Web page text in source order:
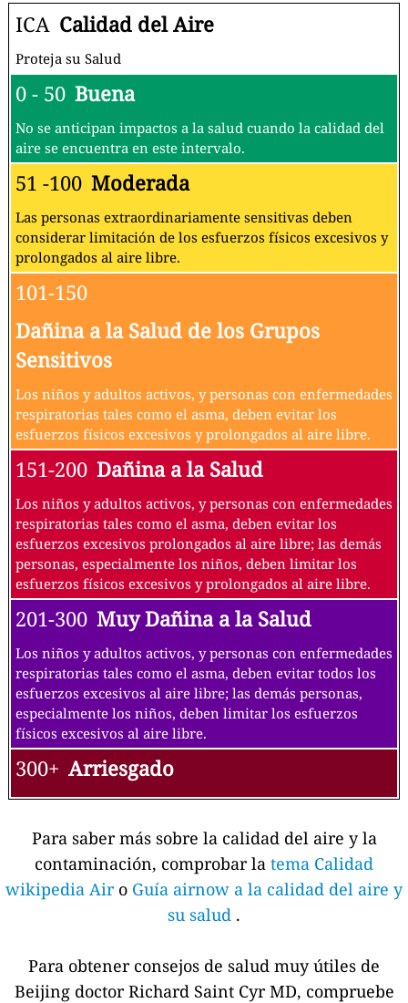
ICA Calidad del Aire
Proteja su Salud
0 - 50 Buena
No se anticipan impactos a la salud cuando la calidad del
aire se encuentra en este intervalo.
51 -100 Moderada
Las personas extraordinariamente sensitivas deben
considerar limitación de los esfuerzos físicos excesivos y
prolongados al aire libre.
101-150
Dañina a la Salud de los Grupos
Sensitivos
Los niños y adultos activos, y personas con enfermedades
respiratorias tales como el asma, deben evitar los
esfuerzos físicos excesivos y prolongados al aire libre.
151-200 Dañina a la Salud
Los niños y adultos activos, y personas con enfermedades
respiratorias tales como el asma, deben evitar los
esfuerzos excesivos prolongados al aire libre; las demás
personas, especialmente los niños, deben limitar los
esfuerzos físicos excesivos y prolongados al aire libre.
201-300 Muy Dañina a la Salud
Los niños y adultos activos, y personas con enfermedades
respiratorias tales como el asma, deben evitar todos los
esfuerzos excesivos al aire libre; las demás personas,
especialmente los niños, deben limitar los esfuerzos
físicos excesivos al aire libre.
300+ Arriesgado
Para saber más sobre la calidad del aire y la
contaminación, comprobar la tema Calidad
wikipedia Air o Guía airnow a la calidad del aire y
su salud .
Para obtener consejos de salud muy útiles de
Beijing doctor Richard Saint Cyr MD, compruebe